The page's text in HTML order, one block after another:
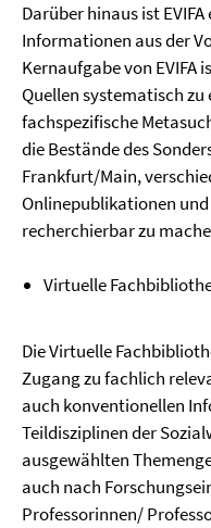
Darüber hinaus ist
Informationen aus der
Kernaufgabe von EVIFA
Quellen systematisch
fachspezifische
die Bestände des
Frankfurt/Main,
Onlinepublikationen
recherchierbar zu
Virtuelle
Die Virtuelle
Zugang zu fachlich
auch konventionellen
Teildisziplinen der
ausgewählten
auch nach
Professorinnen/